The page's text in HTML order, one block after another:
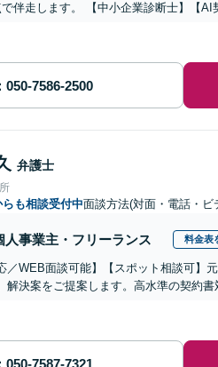
伴走します。 【中小企業診断士】【AI
弁護士
らも相談受付中面談方法(対面・電話・ビ
人事業主・フリーランス 料金表
／WEB面談可能】【スポット相談可】
解決案をご提案します。高水準の契約